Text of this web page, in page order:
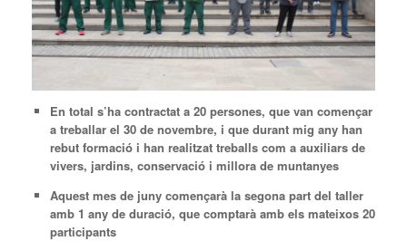
En total s’ha contractat a 20 persones, que van començar
a treballar el 30 de novembre, i que durant mig any han
rebut formació i han realitzat treballs com a auxiliars de
vivers, jardins, conservació i millora de muntanyes
Aquest mes de juny començarà la segona part del taller
amb 1 any de duració, que comptarà amb els mateixos 20
participants